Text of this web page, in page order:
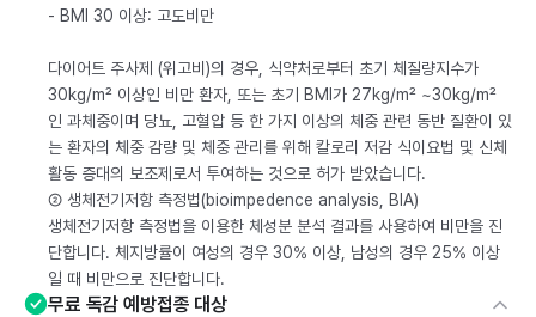
- BMI 30 이상: 고도비만
다이어트 주사제 (위고비)의 경우, 식약처로부터 초기 체질량지수가
30kg/m² 이상인 비만 환자, 또는 초기 BMI가 27kg/m² ~30kg/m²
인 과체중이며 당뇨, 고혈압 등 한 가지 이상의 체중 관련 동반 질환이 있
는 환자의 체중 감량 및 체중 관리를 위해 칼로리 저감 식이요법 및 신체
활동 증대의 보조제로서 투여하는 것으로 허가 받았습니다.
② 생체전기저항 측정법(bioimpedence analysis, BIA)
생체전기저항 측정법을 이용한 체성분 분석 결과를 사용하여 비만을 진
단합니다. 체지방률이 여성의 경우 30% 이상, 남성의 경우 25% 이상
일 때 비만으로 진단합니다.
무료 독감 예방접종 대상